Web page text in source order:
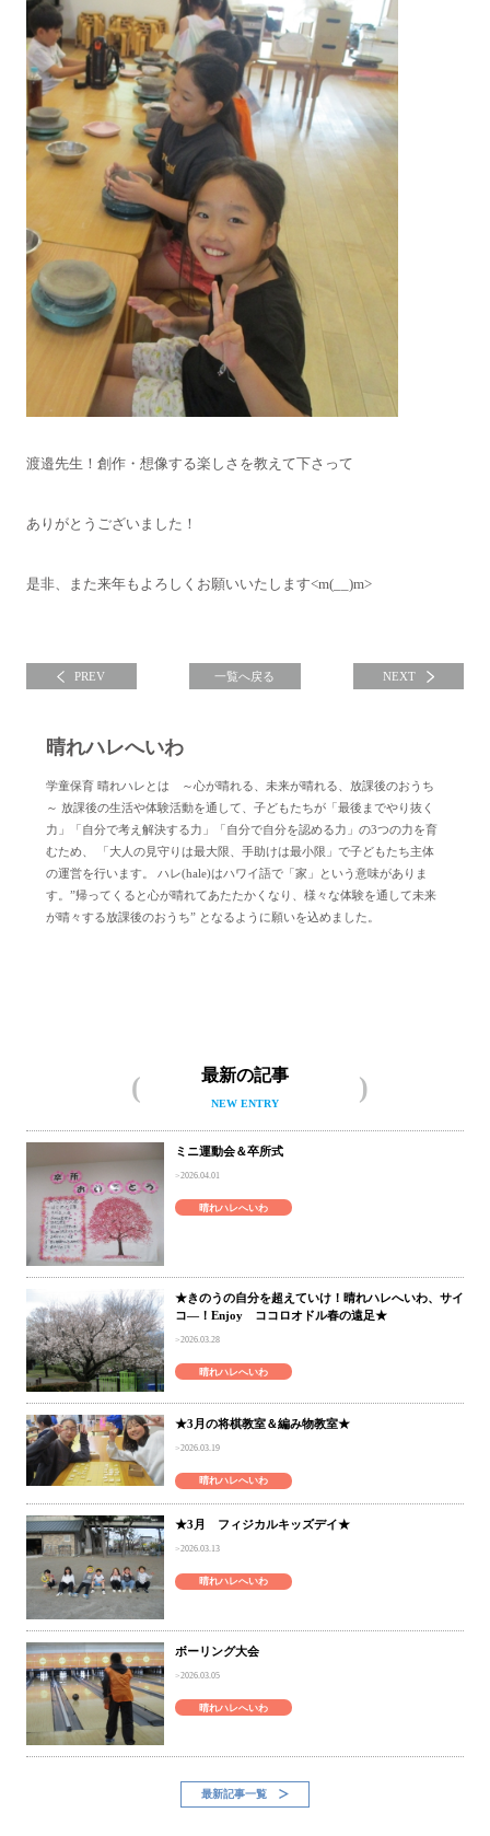
渡邉先生！創作・想像する楽しさを教えて下さって
ありがとうございました！
是非、また来年もよろしくお願いいたします<m(__)m>
PREV 一覧へ戻る NEXT
晴れハレへいわ
学童保育 晴れハレとは ～心が晴れる、未来が晴れる、放課後のおうち
～ 放課後の生活や体験活動を通して、子どもたちが「最後までやり抜く
力」「自分で考え解決する力」「自分で自分を認める力」の3つの力を育
むため、 「大人の見守りは最大限、手助けは最小限」で子どもたち主体
の運営を行います。 ハレ(hale)はハワイ語で「家」という意味がありま
す。”帰ってくると心が晴れてあたたかくなり、様々な体験を通して未来
が晴々する放課後のおうち” となるように願いを込めました。
最新の記事
NEW ENTRY
ミニ運動会＆卒所式
2026.04.01
晴れハレへいわ
★きのうの自分を超えていけ！晴れハレへいわ、サイ
コ―！Enjoy ココロオドル春の遠足★
2026.03.28
晴れハレへいわ
★3月の将棋教室＆編み物教室★
2026.03.19
晴れハレへいわ
★3月 フィジカルキッズデイ★
2026.03.13
晴れハレへいわ
ボーリング大会
2026.03.05
晴れハレへいわ
最新記事一覧